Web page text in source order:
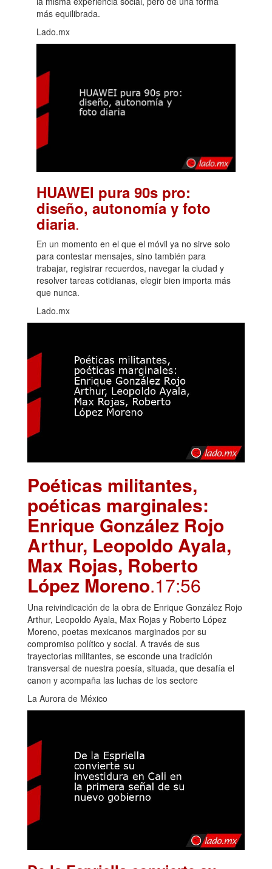
más equilibrada.
Lado.mx
HUAWEI pura 90s pro:
diseño, autonomía y foto
diaria.
En un momento en el que el móvil ya no sirve solo
para contestar mensajes, sino también para
trabajar, registrar recuerdos, navegar la ciudad y
resolver tareas cotidianas, elegir bien importa más
que nunca.
Lado.mx
Poéticas militantes,
poéticas marginales:
Enrique González Rojo
Arthur, Leopoldo Ayala,
Max Rojas, Roberto
López Moreno.17:56
Una reivindicación de la obra de Enrique González Rojo
Arthur, Leopoldo Ayala, Max Rojas y Roberto López
Moreno, poetas mexicanos marginados por su
compromiso político y social. A través de sus
trayectorias militantes, se esconde una tradición
transversal de nuestra poesía, situada, que desafía el
canon y acompaña las luchas de los sectore
La Aurora de México